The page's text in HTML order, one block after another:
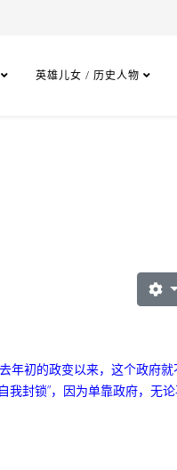
英雄儿女 / 历史人物
年初的政变以来，这个政府就
我封锁”，因为单靠政府，无